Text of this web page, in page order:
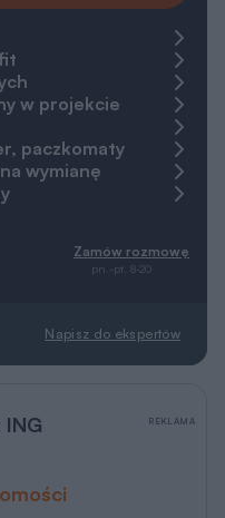
w projekcie
paczkomaty
wymianę
Zamów rozmowę
pn.-pt. 8-20
Napisz do ekspertów
REKLAMA